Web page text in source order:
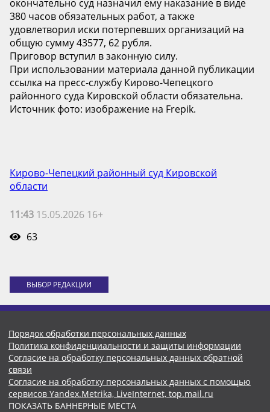
окончательно суд назначил ему наказание в виде
380 часов обязательных работ, а также
удовлетворил иски потерпевших организаций на
общую сумму 43577, 62 рубля.
Приговор вступил в законную силу.
При использовании материала данной публикации
ссылка на пресс-службу Кирово-Чепецкого
районного суда Кировской области обязательна.
Источник фото: изображение на Frepik.
Кирово-Чепецкий районный суд Кировской
области
11:43 15.05.2026 16+
63
ВЫБОР РЕДАКЦИИ
Порядок обработки персональных данных
Политика конфиденциальности и защиты информации
Согласие на обработку персональных данных обратной
связи
Согласие на обработку персональных данных с помощью
сервисов Yandex.Metrika, LiveInternet, top.mail.ru
ПОКАЗАТЬ БАННЕРНЫЕ МЕСТА